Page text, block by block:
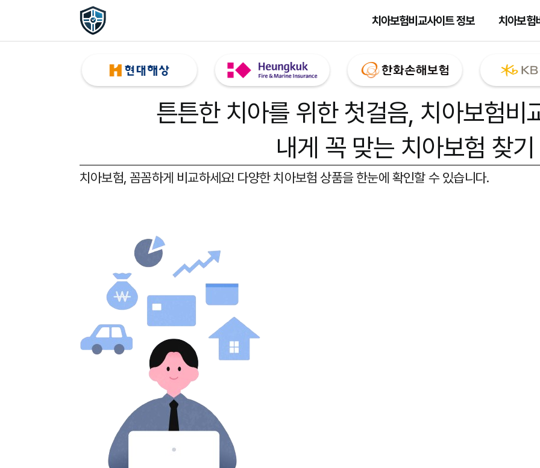
치아보험비교사이트 정보 치아보험
튼튼한 치아를 위한 첫걸음, 치아보험비
내게 꼭 맞는 치아보험 찾기
치아보험, 꼼꼼하게 비교하세요! 다양한 치아보험 상품을 한눈에 확인할 수 있습니다.